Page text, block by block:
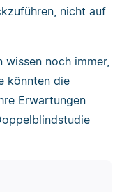
nicht auf
wissen noch immer,
könnten die
Erwartungen